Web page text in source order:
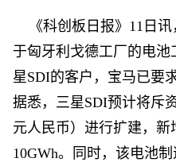
《科创板日报》11日
于匈牙利戈德工厂的电
星SDI的客户，宝马已要
据悉，三星SDI预计将斥
元人民币）进行扩建，新
10GWh。同时，该电池